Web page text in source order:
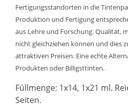
Fertigungsstandorten in die
Produktion und Fertigung
aus Lehre und Forschung. Qualität,
nicht gleichziehen können und dies
attraktiven Preisen. Eine echte
Produkten oder Billigsttinten.
Füllmenge: 1x14, 1x21 ml.
Seiten.